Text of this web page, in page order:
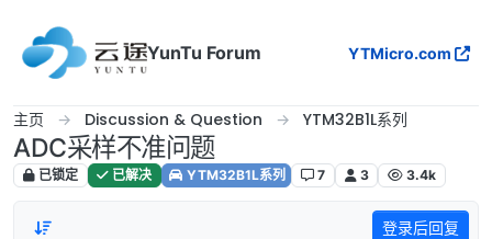
YunTu Forum
YTMicro.com
主页 Discussion & Question YTM32B1L系列
ADC采样不准问题
已锁定 已解决 YTM32B1L系列 7 3 3.4k
登录后回复